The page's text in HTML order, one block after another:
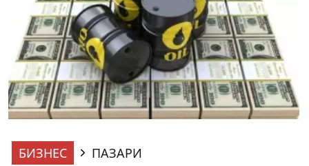
БИЗНЕС
ПАЗАРИ